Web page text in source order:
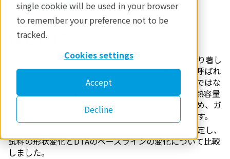
single cookie will be used in your browser
to remember your preference not to be
tracked.
Cookies settings
Accept
Decline
はじめに
ガラス粉末はガラス転移後、試料の粘性の変化により著し
く形状が変化します。この形状の変化点を軟化点と呼ばれ
ている場合もあります。形状変化はエネルギー変化ではな
いためDSCでは現れませんが、DTAでは見かけの比熱容量
の変化としてベースラインのシフトとして現れるため、ガ
ラス粉末の形状変化の測定ではよく用いられています。
にてガラス粉末を測定し、
試料の形状変化とDTAのベースラインの変化について比較
しました。